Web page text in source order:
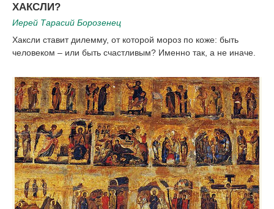
ХАКСЛИ?
Иерей Тарасий Борозенец
Хаксли ставит дилемму, от которой мороз по коже: быть
человеком – или быть счастливым? Именно так, а не иначе.